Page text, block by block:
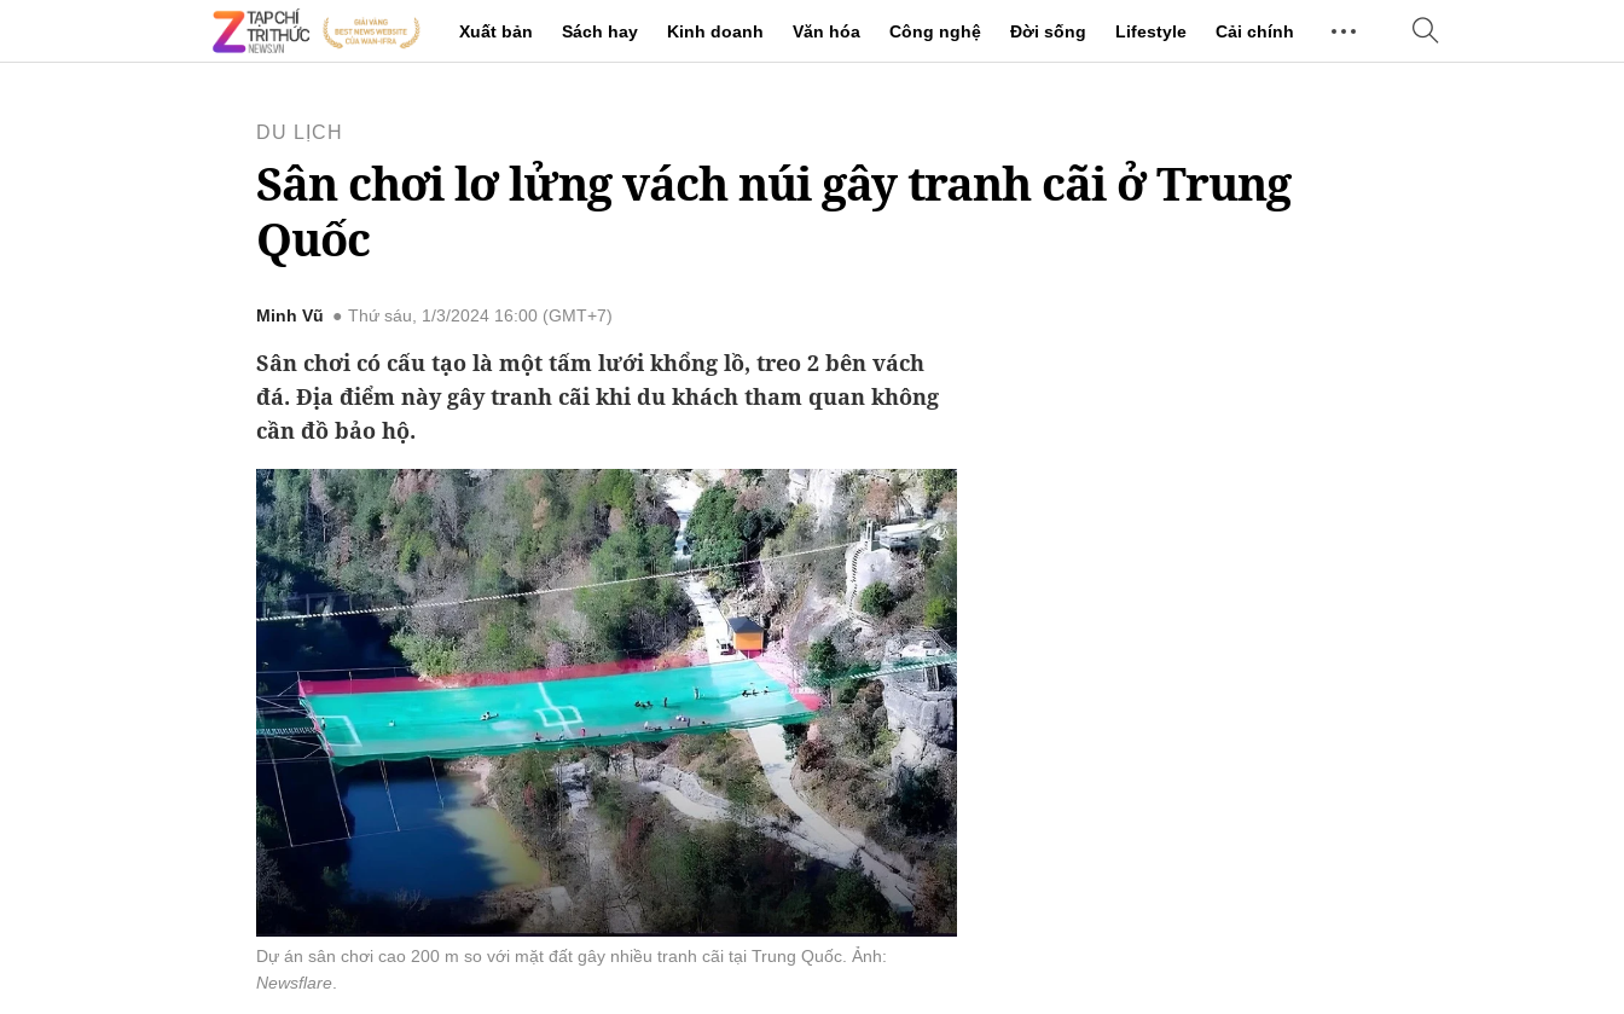
Xuất bản Sách hay Kinh doanh Văn hóa Công nghệ Đời sống Lifestyle Cải chính
DU LỊCH
Sân chơi lơ lửng vách núi gây tranh cãi ở Trung
Quốc
Minh Vũ Thứ sáu, 1/3/2024 16:00 (GMT+7)
Sân chơi có cấu tạo là một tấm lưới khổng lồ, treo 2 bên vách
đá. Địa điểm này gây tranh cãi khi du khách tham quan không
cần đồ bảo hộ.
Dự án sân chơi cao 200 m so với mặt đất gây nhiều tranh cãi tại Trung Quốc. Ảnh:
Newsflare